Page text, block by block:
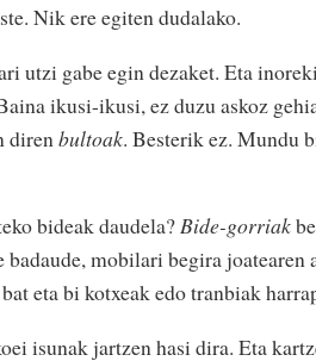
Nik ere egiten dudalako.
utzi gabe egin dezaket. Eta
ikusi-ikusi, ez duzu askoz
direnbultoak. Besterik ez. Mundu
bideak daudela?Bide-gorriak
mobilari begira joatearen
eta bi kotxeak edo tranbiak
isunak jartzen hasi dira. Eta